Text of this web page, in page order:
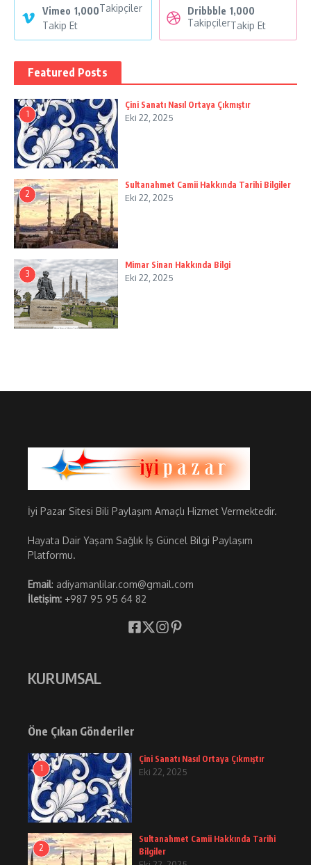
Vimeo 1,000Takipçiler
Takip Et
Dribbble 1,000
TakipçilerTakip Et
Featured Posts
1
Çini Sanatı Nasıl Ortaya Çıkmıştır
Eki 22, 2025
2
Sultanahmet Camii Hakkında Tarihi Bilgiler
Eki 22, 2025
3
Mimar Sinan Hakkında Bilgi
Eki 22, 2025
İyi Pazar Sitesi Bili Paylaşım Amaçlı Hizmet Vermektedir.
Hayata Dair Yaşam Sağlık İş Güncel Bilgi Paylaşım
Platformu.
Email: adiyamanlilar.com@gmail.com
İletişim: +987 95 95 64 82
KURUMSAL
Öne Çıkan Gönderiler
1
Çini Sanatı Nasıl Ortaya Çıkmıştır
Eki 22, 2025
2
Sultanahmet Camii Hakkında Tarihi
Bilgiler